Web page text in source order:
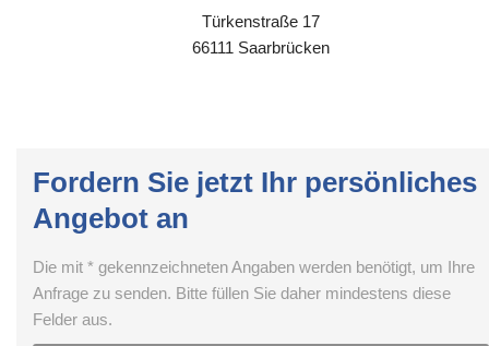
Türkenstraße 17
66111 Saarbrücken
Fordern Sie jetzt Ihr persönliches
Angebot an
Die mit * gekennzeichneten Angaben werden benötigt, um Ihre
Anfrage zu senden. Bitte füllen Sie daher mindestens diese
Felder aus.